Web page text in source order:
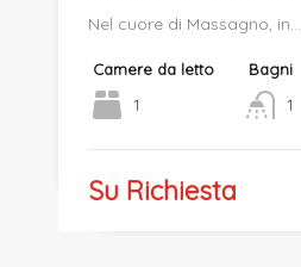
Nel cuore di Massagno, in…
Camere da letto
1
Bagni
1
Su Richiesta